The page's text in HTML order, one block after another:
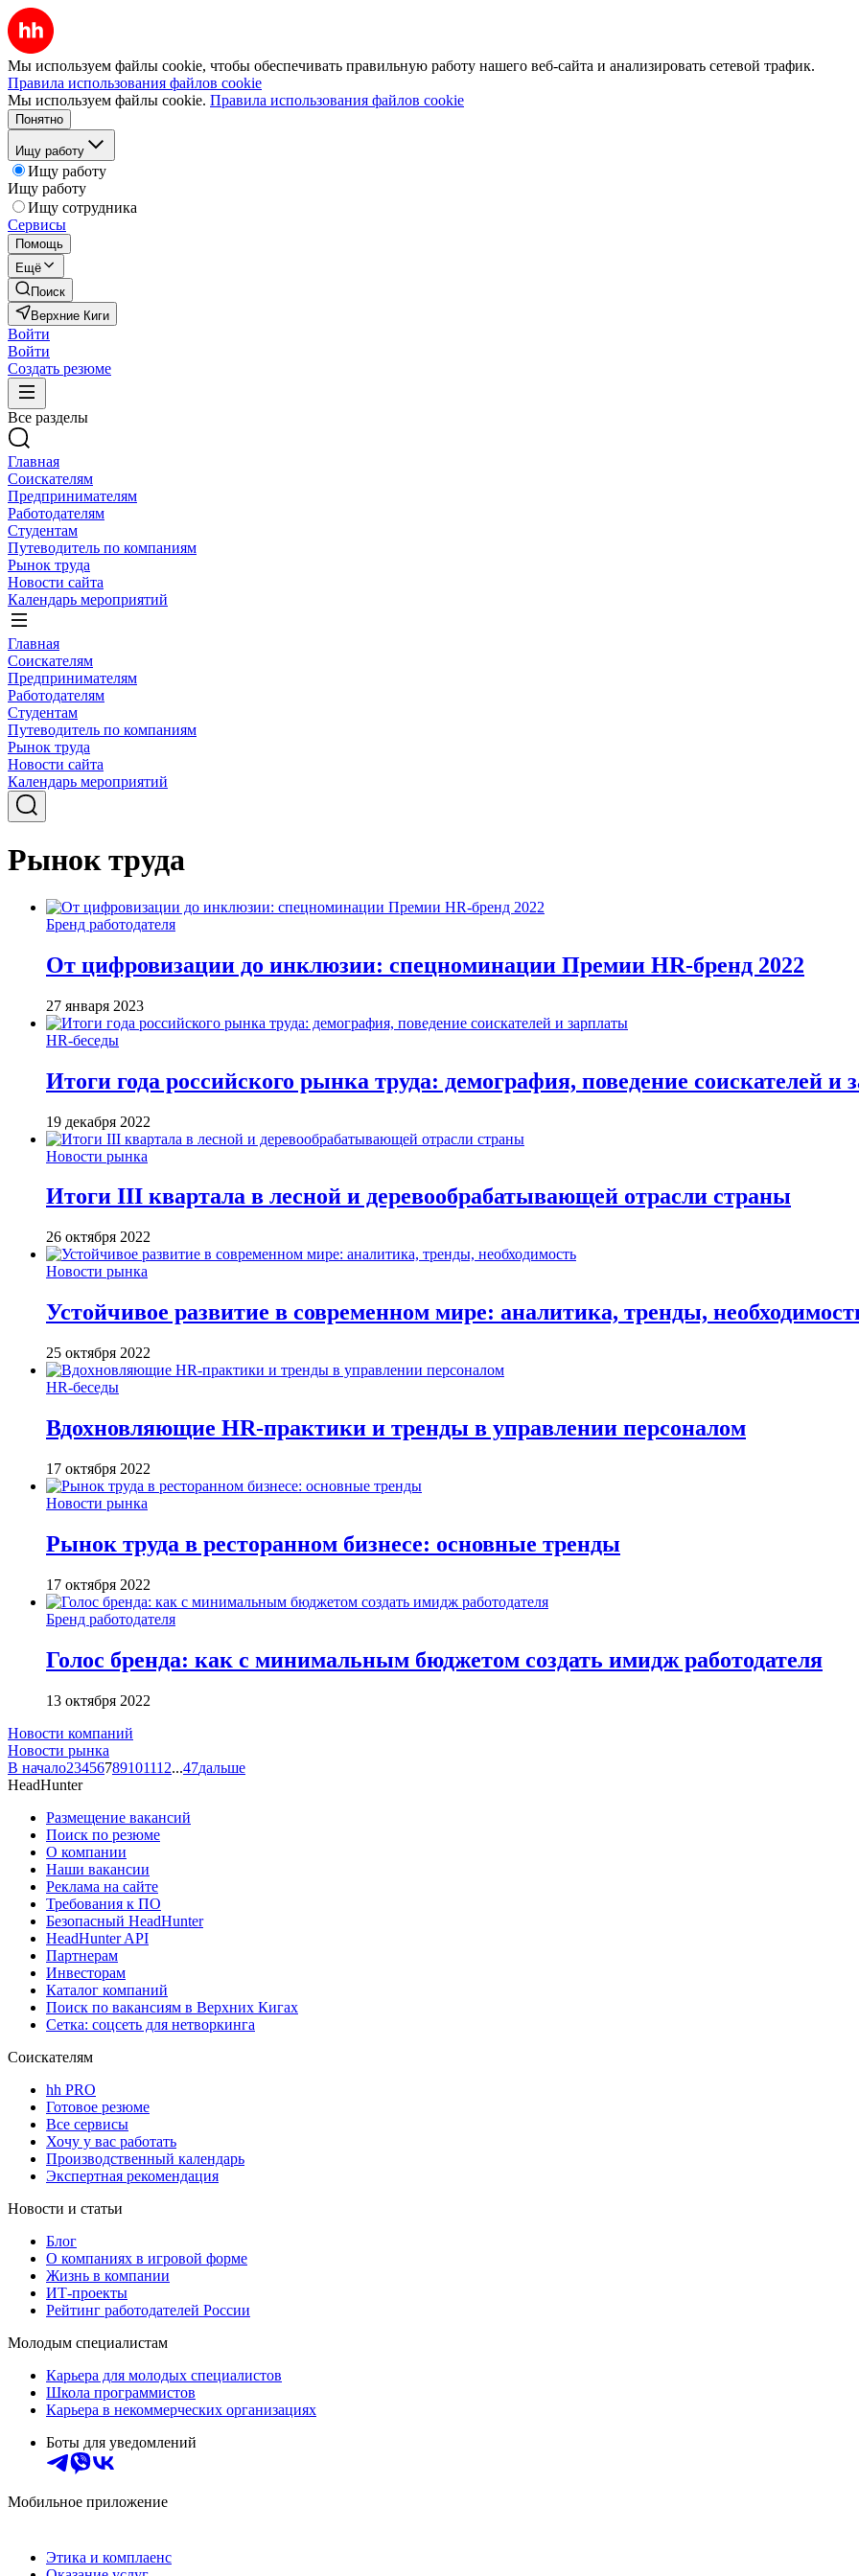
Мы используем файлы cookie, чтобы обеспечивать правильную работу нашего веб-сайта и анализировать сетевой трафик.
Правила использования файлов cookie
Мы используем файлы cookie. Правила использования файлов cookie
Понятно
Ищу работу
Ищу работу
Ищу работу
Ищу сотрудника
Сервисы
Помощь
Ещё
Поиск
Верхние Киги
Войти
Войти
Создать резюме
Все разделы
Главная
Соискателям
Предпринимателям
Работодателям
Студентам
Путеводитель по компаниям
Рынок труда
Новости сайта
Календарь мероприятий
Главная
Соискателям
Предпринимателям
Работодателям
Студентам
Путеводитель по компаниям
Рынок труда
Новости сайта
Календарь мероприятий
Рынок труда
Бренд работодателя
От цифровизации до инклюзии: спецноминации Премии HR-бренд 2022
27 января 2023
HR-беседы
Итоги года российского рынка труда: демография, поведение соискателей и
19 декабря 2022
Новости рынка
Итоги III квартала в лесной и деревообрабатывающей отрасли страны
26 октября 2022
Новости рынка
Устойчивое развитие в современном мире: аналитика, тренды,
25 октября 2022
HR-беседы
Вдохновляющие HR-практики и тренды в управлении персоналом
17 октября 2022
Новости рынка
Рынок труда в ресторанном бизнесе: основные тренды
17 октября 2022
Бренд работодателя
Голос бренда: как с минимальным бюджетом создать имидж работодателя
13 октября 2022
Новости компаний
Новости рынка
В начало23456789101112...47дальше
HeadHunter
Размещение вакансий
Поиск по резюме
О компании
Наши вакансии
Реклама на сайте
Требования к ПО
Безопасный HeadHunter
HeadHunter API
Партнерам
Инвесторам
Каталог компаний
Поиск по вакансиям в Верхних Кигах
Сетка: соцсеть для нетворкинга
Соискателям
hh PRO
Готовое резюме
Все сервисы
Хочу у вас работать
Производственный календарь
Экспертная рекомендация
Новости и статьи
Блог
О компаниях в игровой форме
Жизнь в компании
ИТ-проекты
Рейтинг работодателей России
Молодым специалистам
Карьера для молодых специалистов
Школа программистов
Карьера в некоммерческих организациях
Боты для уведомлений
Мобильное приложение
Этика и комплаенс